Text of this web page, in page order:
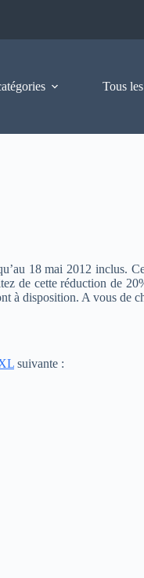
Tous
18 mai 2012 inclus.
de cette réduction de
à disposition. A vous de
suivante :